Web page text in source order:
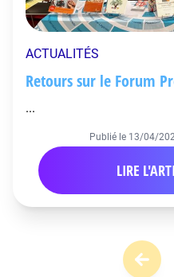
ACTUALITÉS
Retours sur le Forum
...
Publié le 13/04/
LIRE